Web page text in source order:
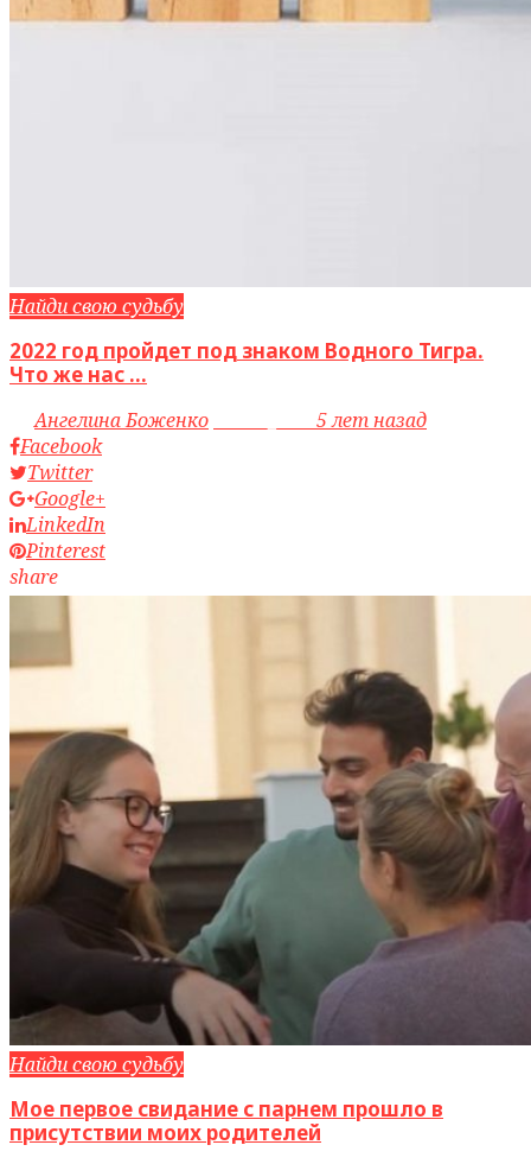
Найди свою судьбу
2022 год пройдет под знаком Водного Тигра.
Что же нас ...
byАнгелина Боженко
5 лет назад
Facebook
Twitter
Google+
LinkedIn
Pinterest
share
Найди свою судьбу
Мое первое свидание с парнем прошло в
присутствии моих родителей